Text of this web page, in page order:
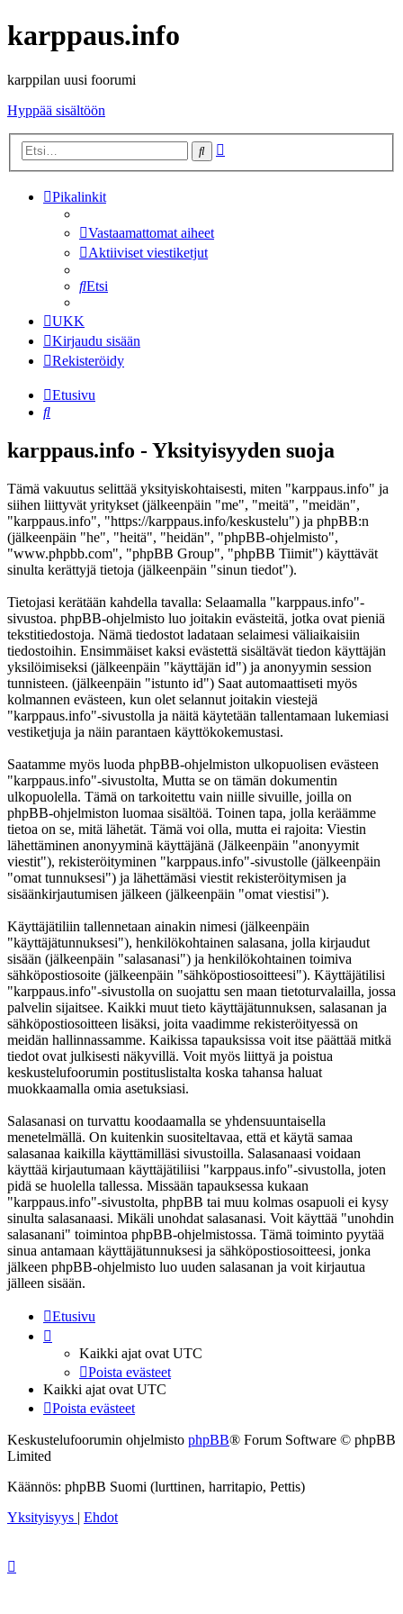
karppaus.info
karppilan uusi foorumi
Hyppää sisältöön
Etsi
Pikalinkit
Vastaamattomat aiheet
Aktiiviset viestiketjut
Etsi
UKK
Kirjaudu sisään
Rekisteröidy
Etusivu
Etsi
karppaus.info - Yksityisyyden suoja
Tämä vakuutus selittää yksityiskohtaisesti, miten "karppaus.info" ja
siihen liittyvät yritykset (jälkeenpäin "me", "meitä", "meidän",
"karppaus.info", "https://karppaus.info/keskustelu") ja phpBB:n
(jälkeenpäin "he", "heitä", "heidän", "phpBB-ohjelmisto",
"www.phpbb.com", "phpBB Group", "phpBB Tiimit") käyttävät
sinulta kerättyjä tietoja (jälkeenpäin "sinun tiedot").
Tietojasi kerätään kahdella tavalla: Selaamalla "karppaus.info"-
sivustoa. phpBB-ohjelmisto luo joitakin evästeitä, jotka ovat pieniä
tekstitiedostoja. Nämä tiedostot ladataan selaimesi väliaikaisiin
tiedostoihin. Ensimmäiset kaksi evästettä sisältävät tiedon käyttäjän
yksilöimiseksi (jälkeenpäin "käyttäjän id") ja anonyymin session
tunnisteen. (jälkeenpäin "istunto id") Saat automaattiseti myös
kolmannen evästeen, kun olet selannut joitakin viestejä
"karppaus.info"-sivustolla ja näitä käytetään tallentamaan lukemiasi
vestiketjuja ja näin parantaen käyttökokemustasi.
Saatamme myös luoda phpBB-ohjelmiston ulkopuolisen evästeen
"karppaus.info"-sivustolta, Mutta se on tämän dokumentin
ulkopuolella. Tämä on tarkoitettu vain niille sivuille, joilla on
phpBB-ohjelmiston luomaa sisältöä. Toinen tapa, jolla keräämme
tietoa on se, mitä lähetät. Tämä voi olla, mutta ei rajoita: Viestin
lähettäminen anonyyminä käyttäjänä (Jälkeenpäin "anonyymit
viestit"), rekisteröityminen "karppaus.info"-sivustolle (jälkeenpäin
"omat tunnuksesi") ja lähettämäsi viestit rekisteröitymisen ja
sisäänkirjautumisen jälkeen (jälkeenpäin "omat viestisi").
Käyttäjätiliin tallennetaan ainakin nimesi (jälkeenpäin
"käyttäjätunnuksesi"), henkilökohtainen salasana, jolla kirjaudut
sisään (jälkeenpäin "salasanasi") ja henkilökohtainen toimiva
sähköpostiosoite (jälkeenpäin "sähköpostiosoitteesi"). Käyttäjätilisi
"karppaus.info"-sivustolla on suojattu sen maan tietoturvalailla, jossa
palvelin sijaitsee. Kaikki muut tieto käyttäjätunnuksen, salasanan ja
sähköpostiosoitteen lisäksi, joita vaadimme rekisteröityessä on
meidän hallinnassamme. Kaikissa tapauksissa voit itse päättää mitkä
tiedot ovat julkisesti näkyvillä. Voit myös liittyä ja poistua
keskustelufoorumin postituslistalta koska tahansa haluat
muokkaamalla omia asetuksiasi.
Salasanasi on turvattu koodaamalla se yhdensuuntaisella
menetelmällä. On kuitenkin suositeltavaa, että et käytä samaa
salasanaa kaikilla käyttämilläsi sivustoilla. Salasanaasi voidaan
käyttää kirjautumaan käyttäjätiliisi "karppaus.info"-sivustolla, joten
pidä se huolella tallessa. Missään tapauksessa kukaan
"karppaus.info"-sivustolta, phpBB tai muu kolmas osapuoli ei kysy
sinulta salasanaasi. Mikäli unohdat salasanasi. Voit käyttää "unohdin
salasanani" toimintoa phpBB-ohjelmistossa. Tämä toiminto pyytää
sinua antamaan käyttäjätunnuksesi ja sähköpostiosoitteesi, jonka
jälkeen phpBB-ohjelmisto luo uuden salasanan ja voit kirjautua
jälleen sisään.
Etusivu
Kaikki ajat ovat UTC
Poista evästeet
Kaikki ajat ovat UTC
Poista evästeet
Keskustelufoorumin ohjelmisto phpBB® Forum Software © phpBB
Limited
Käännös: phpBB Suomi (lurttinen, harritapio, Pettis)
Yksityisyys | Ehdot